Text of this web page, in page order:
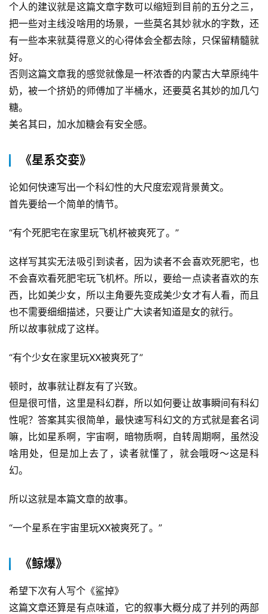
个人的建议就是这篇文章字数可以缩短到目前的五分之三，
把一些对主线没啥用的场景，一些莫名其妙就水的字数，还
有一些本来就莫得意义的心得体会全都去除，只保留精髓就
好。
否则这篇文章我的感觉就像是一杯浓香的内蒙古大草原纯牛
奶，被一个挤奶的师傅加了半桶水，还要莫名其妙的加几勺
糖。
美名其曰，加水加糖会有安全感。
《星系交娈》
论如何快速写出一个科幻性的大尺度宏观背景黄文。
首先要给一个简单的情节。
“有个死肥宅在家里玩飞机杯被爽死了。”
这样写其实无法吸引到读者，因为读者不会喜欢死肥宅，也
不会喜欢看死肥宅玩飞机杯。所以，要给一点读者喜欢的东
西，比如美少女，所以主角要先变成美少女才有人看，而且
也不需要细细描述，只要让广大读者知道是女的就行。
所以故事就成了这样。
“有个少女在家里玩XX被爽死了”
顿时，故事就让群友有了兴致。
但是很可惜，这里是科幻群，所以如何要让故事瞬间有科幻
性呢？答案其实很简单，最快速写科幻文的方式就是套名词
嘛，比如星系啊，宇宙啊，暗物质啊，自转周期啊，虽然没
啥用处，但是加上去了，读者就懂了，就会哦呀～这是科
幻。
所以这就是本篇文章的故事。
“一个星系在宇宙里玩XX被爽死了。”
《鲸爆》
希望下次有人写个《鲨掉》
这篇文章还算是有点味道，它的叙事大概分成了并列的两部